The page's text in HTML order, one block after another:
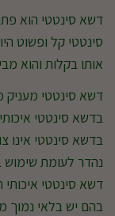
דשא סינטטי הוא
סינטטי קל ופשוט
אותו בקלות והוא
דשא סינטטי מעניק
בדשא סינטטי
בדשא סינטטי אינו
נהדר לעומת
דשא סינטטי
בהם יש בלאי נמוך